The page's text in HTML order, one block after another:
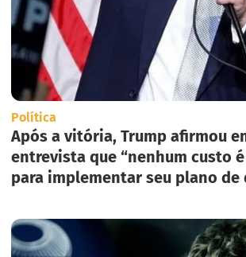
Política
Após a vitória, Trump afirmou
entrevista que “nenhum custo
para implementar seu plano